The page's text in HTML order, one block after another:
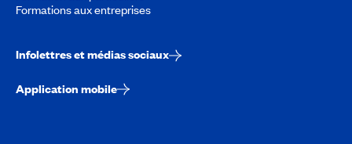
Formations aux entreprises
Infolettres et médias sociaux
Application mobile